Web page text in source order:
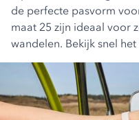
de perfecte pasvorm
maat 25 zijn ideaal voor
wandelen. Bekijk snel